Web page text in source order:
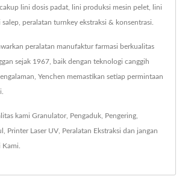
lini dosis padat, lini produksi mesin pelet, lini
peralatan turnkey ekstraksi & konsentrasi.
peralatan manufaktur farmasi berkualitas
sejak 1967, baik dengan teknologi canggih
Yenchen memastikan setiap permintaan
kami Granulator, Pengaduk Pengering
Printer Laser UV Peralatan Ekstraksi dan jangan
Kami